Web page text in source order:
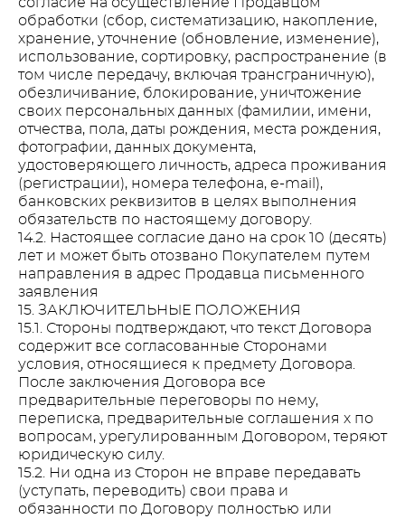
обработки (сбор, систематизацию, накопление,
хранение, уточнение (обновление, изменение),
использование, сортировку, распространение (в
том числе передачу, включая трансграничную),
обезличивание, блокирование, уничтожение
своих персональных данных (фамилии, имени,
отчества, пола, даты рождения, места рождения,
фотографии, данных документа,
удостоверяющего личность, адреса проживания
(регистрации), номера телефона, e-mail),
банковских реквизитов в целях выполнения
обязательств по настоящему договору.
14.2. Настоящее согласие дано на срок 10 (десять)
лет и может быть отозвано Покупателем путем
направления в адрес Продавца письменного
заявления
15. ЗАКЛЮЧИТЕЛЬНЫЕ ПОЛОЖЕНИЯ
15.1. Стороны подтверждают, что текст Договора
содержит все согласованные Сторонами
условия, относящиеся к предмету Договора.
После заключения Договора все
предварительные переговоры по нему,
переписка, предварительные соглашения х по
вопросам, урегулированным Договором, теряют
юридическую силу.
15.2. Ни одна из Сторон не вправе передавать
(уступать, переводить) свои права и
обязанности по Договору полностью или